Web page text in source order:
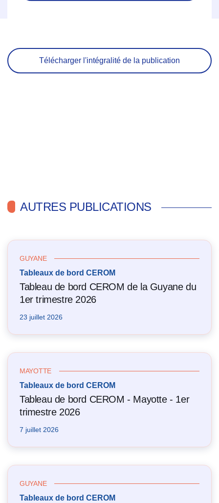
Télécharger l'intégralité de la publication
AUTRES PUBLICATIONS
GUYANE
Tableaux de bord CEROM
Tableau de bord CEROM de la Guyane du
1er trimestre 2026
23 juillet 2026
MAYOTTE
Tableaux de bord CEROM
Tableau de bord CEROM - Mayotte - 1er
trimestre 2026
7 juillet 2026
GUYANE
Tableaux de bord CEROM